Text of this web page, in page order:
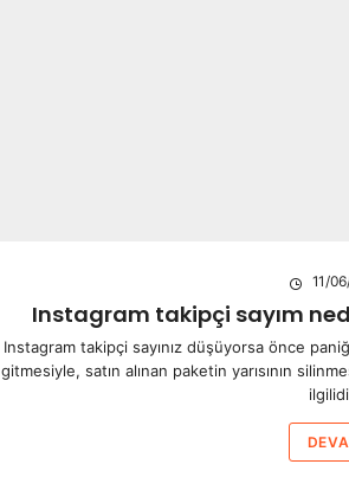
11/
Instagram takipçi sayım
Instagram takipçi sayınız düşüyorsa önce
gitmesiyle, satın alınan paketin yarısının